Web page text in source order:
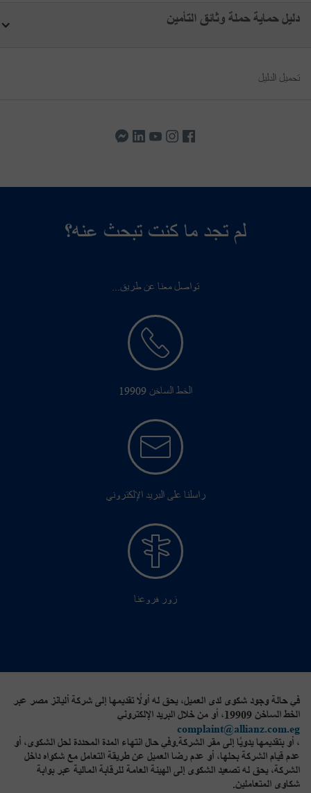
دليل حماية حملة وثائق التأمين
تحميل الدليل
لم تجد ما كنت تبحث عنه؟
تواصل معنا عن طريق...
الخط الساخن 19909
راسلنا على البريد الإلكتروني
زور فروعنا
في حالة وجود شكوى لدى العميل، يحق له أولًا تقديمها إلى شركة أليانز مصر عبر
الخط الساخن 19909، أو من خلال البريد الإلكتروني
complaint@allianz.com.eg
، أو بتقديمها يدويًا إلى مقر الشركة.وفي حال انتهاء المدة المحددة لحل الشكوى، أو
عدم قيام الشركة بحلها، أو عدم رضا العميل عن طريقة التعامل مع شكواه داخل
الشركة، يحق له تصعيد الشكوى إلى الهيئة العامة للرقابة المالية عبر بوابة
شكاوى المتعاملين.